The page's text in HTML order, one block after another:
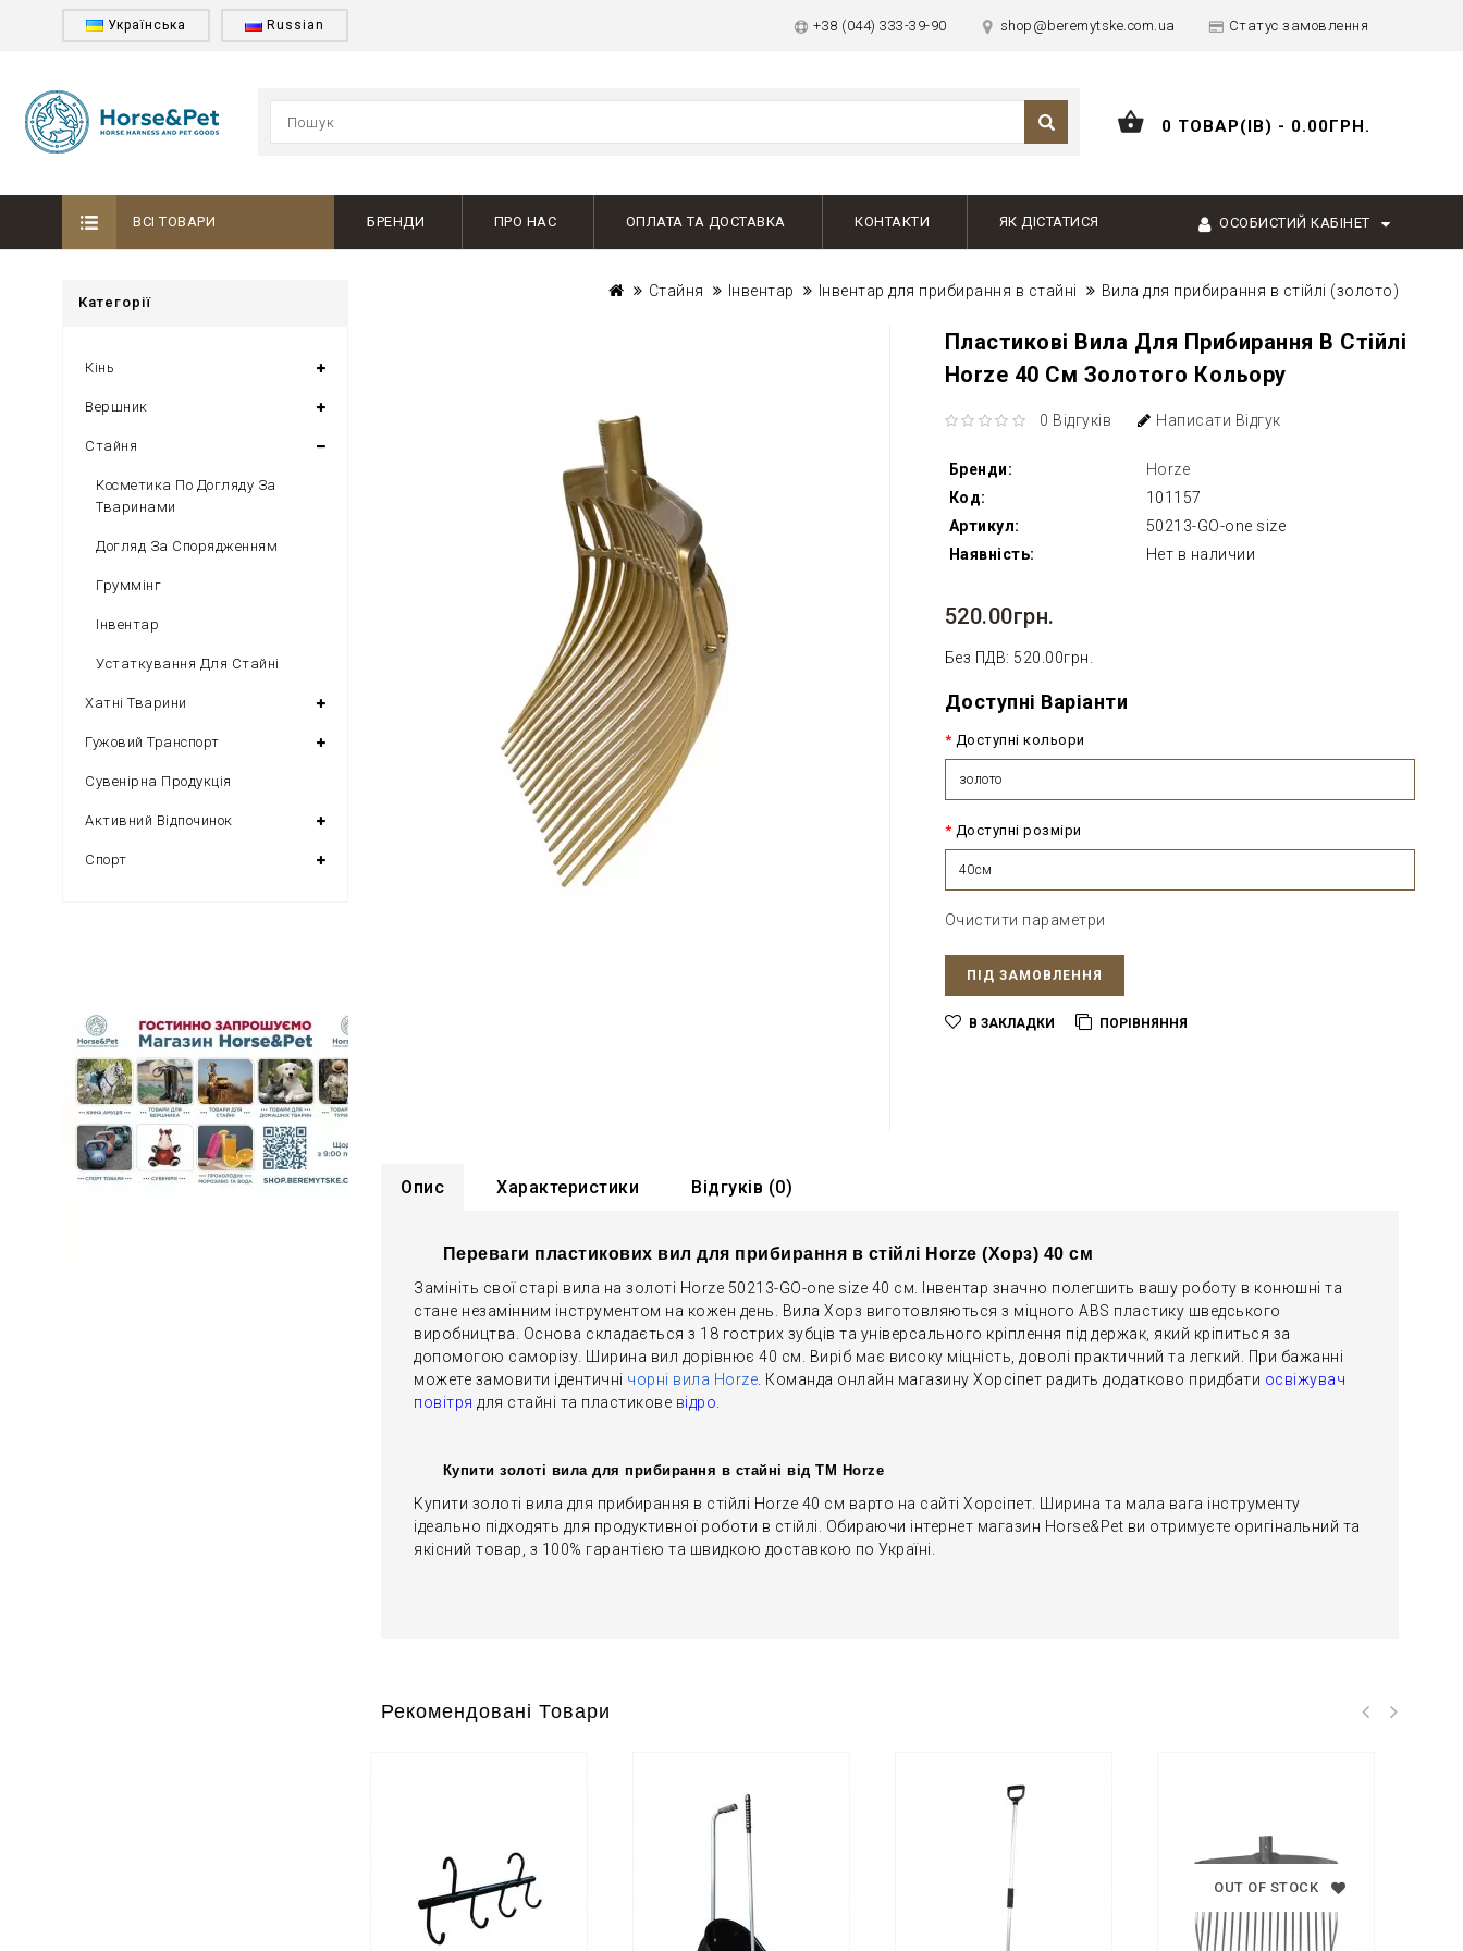
Українська Russian +38 (044) 333-39-90 shop@beremytske.com.ua Статус замовлення
0 ТОВАР(ІВ) - 0.00ГРН.
ВСІ ТОВАРИ БРЕНДИ ПРО НАС ОПЛАТА ТА ДОСТАВКА КОНТАКТИ ЯК ДІСТАТИСЯ ОСОБИСТИЙ КАБІНЕТ
Категорії
Кінь
Вершник
Стайня
Косметика По Догляду За
Тваринами
Догляд За Спорядженням
Груммінг
Інвентар
Устаткування Для Стайні
Хатні Тварини
Гужовий Транспорт
Сувенірна Продукція
Активний Відпочинок
Спорт
Стайня Інвентар Інвентар для прибирання в стайні Вила для прибирання в стійлі (золото)
Пластикові Вила Для Прибирання В Стійлі
Horze 40 См Золотого Кольору
0 Відгуків Написати Відгук
Бренди:
Horze
Код:
101157
Артикул:
50213-GO-one size
Наявність:
Нет в наличии
520.00грн.
Без ПДВ: 520.00грн.
Доступні Варіанти
Доступні кольори
золото
Доступні розміри
40см
Очистити параметри
ПІД ЗАМОВЛЕННЯ
В ЗАКЛАДКИ ПОРІВНЯННЯ
Опис Характеристики Відгуків (0)
Переваги пластикових вил для прибирання в стійлі Horze (Хорз) 40 см
Замініть свої старі вила на золоті Horze 50213-GO-one size 40 см. Інвентар значно полегшить вашу роботу в конюшні та
стане незамінним інструментом на кожен день. Вила Хорз виготовляються з міцного ABS пластику шведського
виробництва. Основа складається з 18 гострих зубців та універсального кріплення під держак, який кріпиться за
допомогою саморізу. Ширина вил дорівнює 40 см. Виріб має високу міцність, доволі практичний та легкий. При бажанні
можете замовити ідентичні чорні вила Horze . Команда онлайн магазину Хорсіпет радить додатково придбати освіжувач
повітря для стайні та пластикове відро
Купити золоті вила для прибирання в стайні від ТМ Horze
Купити золоті вила для прибирання в стійлі Horze 40 см варто на сайті Хорсіпет. Ширина та мала вага інструменту
ідеально підходять для продуктивної роботи в стійлі. Обираючи інтернет магазин Horse&Pet ви отримуєте оригінальний та
якісний товар, з 100% гарантією та швидкою доставкою по Україні.
Рекомендовані Товари
OUT OF STOCK